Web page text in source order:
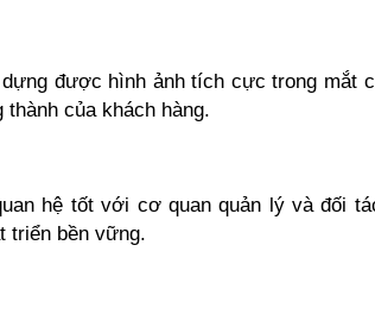
được hình ảnh tích cực trong mắt
của khách hàng.
hệ tốt với cơ quan quản lý và đối
triển bền vững.